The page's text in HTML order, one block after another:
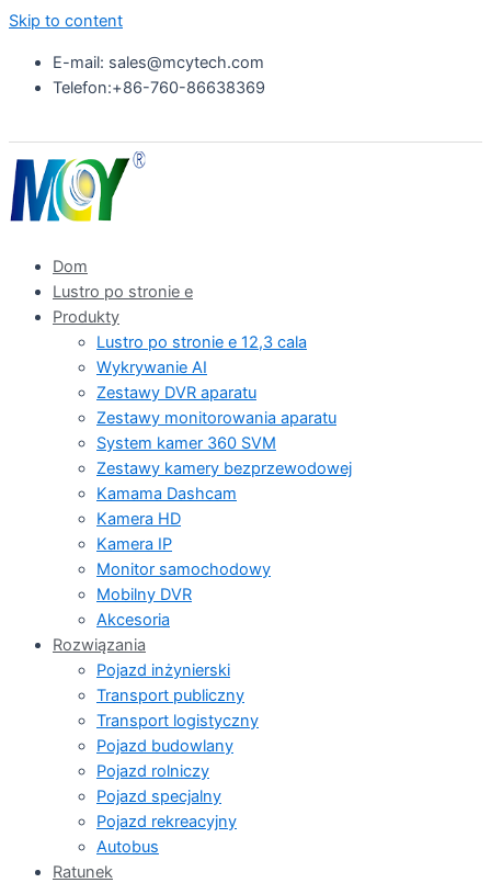
Skip to content
E-mail: sales@mcytech.com
Telefon:+86-760-86638369
Dom
Lustro po stronie e
Produkty
Lustro po stronie e 12,3 cala
Wykrywanie AI
Zestawy DVR aparatu
Zestawy monitorowania aparatu
System kamer 360 SVM
Zestawy kamery bezprzewodowej
Kamama Dashcam
Kamera HD
Kamera IP
Monitor samochodowy
Mobilny DVR
Akcesoria
Rozwiązania
Pojazd inżynierski
Transport publiczny
Transport logistyczny
Pojazd budowlany
Pojazd rolniczy
Pojazd specjalny
Pojazd rekreacyjny
Autobus
Ratunek